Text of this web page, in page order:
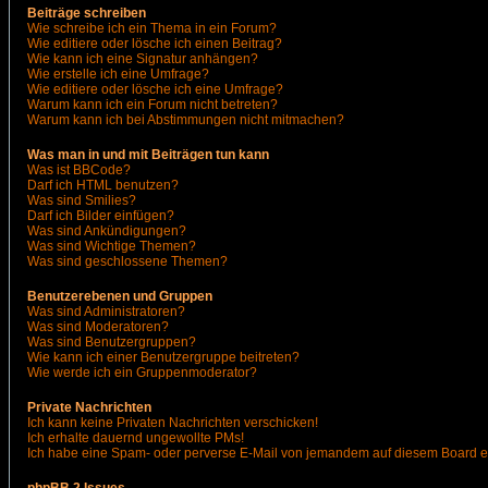
Beiträge schreiben
Wie schreibe ich ein Thema in ein Forum?
Wie editiere oder lösche ich einen Beitrag?
Wie kann ich eine Signatur anhängen?
Wie erstelle ich eine Umfrage?
Wie editiere oder lösche ich eine Umfrage?
Warum kann ich ein Forum nicht betreten?
Warum kann ich bei Abstimmungen nicht mitmachen?
Was man in und mit Beiträgen tun kann
Was ist BBCode?
Darf ich HTML benutzen?
Was sind Smilies?
Darf ich Bilder einfügen?
Was sind Ankündigungen?
Was sind Wichtige Themen?
Was sind geschlossene Themen?
Benutzerebenen und Gruppen
Was sind Administratoren?
Was sind Moderatoren?
Was sind Benutzergruppen?
Wie kann ich einer Benutzergruppe beitreten?
Wie werde ich ein Gruppenmoderator?
Private Nachrichten
Ich kann keine Privaten Nachrichten verschicken!
Ich erhalte dauernd ungewollte PMs!
Ich habe eine Spam- oder perverse E-Mail von jemandem auf diesem Board